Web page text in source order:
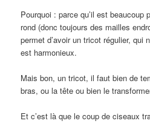
Pourquoi : parce qu’il est beaucoup
rond (donc toujours des mailles
permet d’avoir un tricot régulier, qui
est harmonieux.
Mais bon, un tricot, il faut bien de
bras, ou la tête ou bien le
Et c’est là que le coup de ciseaux